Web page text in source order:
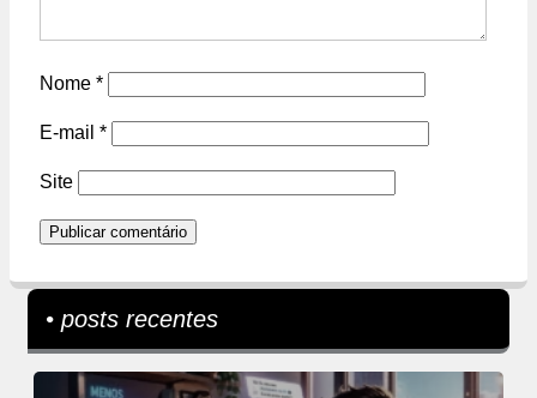
Nome *
E-mail *
Site
• posts recentes